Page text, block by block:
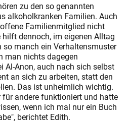
zu den so genannten
alkoholkranken Familien. Auch
Familienmitglied nicht
dennoch, im eigenen Alltag
manch ein Verhaltensmuster
man nichts dagegen
Al-Anon, auch nach sich selbst
an sich zu arbeiten, statt den
Das ist unheimlich wichtig.
andere funktioniert und hatte
wenn ich mal nur ein Buch
berichtet Edith.